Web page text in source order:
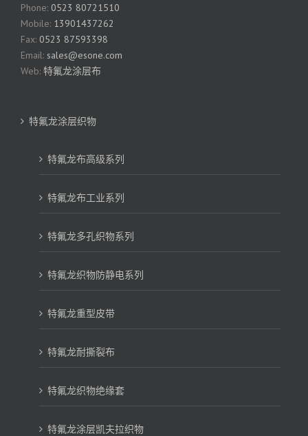
Phone: 0523 80721510
Mobile: 13901437262
Fax: 0523 87593398
Email: sales@esone.com
Web: 特氟龙涂层布
特氟龙涂层织物
特氟龙布高级系列
特氟龙布工业系列
特氟龙多孔织物系列
特氟龙织物防静电系列
特氟龙重型皮带
特氟龙耐撕裂布
特氟龙织物绝缘套
特氟龙涂层凯夫拉织物